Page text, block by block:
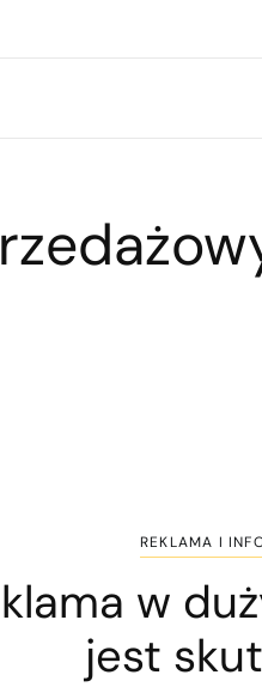
REKLAMA I
w
jest